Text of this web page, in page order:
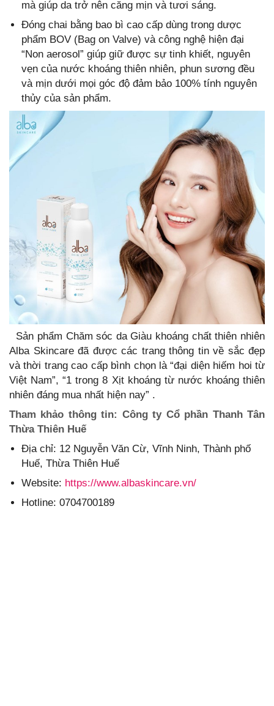
mà giúp da trở nên căng mịn và tươi sáng.
Đóng chai bằng bao bì cao cấp dùng trong dược
phẩm BOV (Bag on Valve) và công nghệ hiện đại
“Non aerosol” giúp giữ được sự tinh khiết, nguyên
vẹn của nước khoáng thiên nhiên, phun sương đều
và mịn dưới mọi góc độ đảm bảo 100% tính nguyên
thủy của sản phẩm.
Sản phẩm Chăm sóc da Giàu khoáng chất thiên nhiên
Alba Skincare đã được các trang thông tin về sắc đẹp
và thời trang cao cấp bình chọn là “đại diện hiếm hoi từ
Việt Nam”, “1 trong 8 Xịt khoáng từ nước khoáng thiên
nhiên đáng mua nhất hiện nay” .
Tham khảo thông tin: Công ty Cổ phần Thanh Tân
Thừa Thiên Huế
Địa chỉ: 12 Nguyễn Văn Cừ, Vĩnh Ninh, Thành phố
Huế, Thừa Thiên Huế
Website: https://www.albaskincare.vn/
Hotline: 0704700189